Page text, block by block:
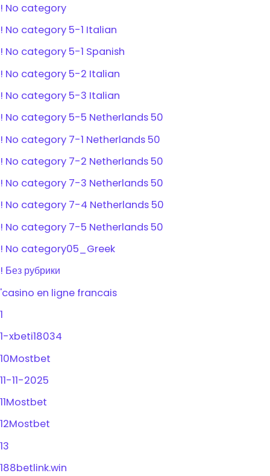
! No category
! No category 5-1 Italian
! No category 5-1 Spanish
! No category 5-2 Italian
! No category 5-3 Italian
! No category 5-5 Netherlands 50
! No category 7-1 Netherlands 50
! No category 7-2 Netherlands 50
! No category 7-3 Netherlands 50
! No category 7-4 Netherlands 50
! No category 7-5 Netherlands 50
! No category05_Greek
! Без рубрики
'casino en ligne francais
1
1-xbeti18034
10Mostbet
11-11-2025
11Mostbet
12Mostbet
13
188betlink.win